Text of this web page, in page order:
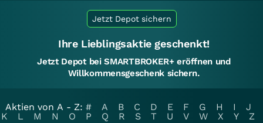
Jetzt Depot sichern
Ihre Lieblingsaktie geschenkt!
Jetzt Depot bei SMARTBROKER+ eröffnen und
Willkommensgeschenk sichern.
Aktien von A - Z: # A B C D E F G H I
J
K
L M N O P Q R S T U V W X Y
Z